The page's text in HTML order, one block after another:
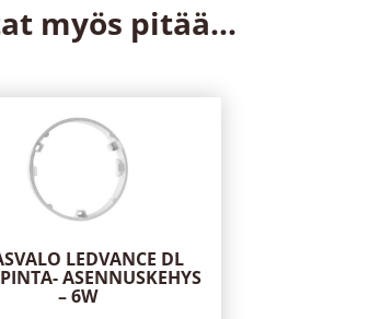
myös pitää...
LEDVANCE DL
ASENNUSKEHYS
– 6W